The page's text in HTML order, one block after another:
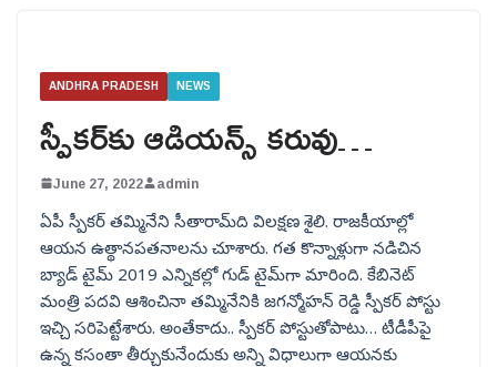
ANDHRA PRADESH NEWS
స్పీకర్‌కు ఆడియన్స్ కరువు…
June 27, 2022 admin
ఏపీ స్పీకర్ తమ్మినేని సీతారామ్‌‍ది విలక్షణ శైలి. రాజకీయాల్లో
ఆయన ఉత్థానపతనాలను చూశారు. గత కొన్నాళ్లుగా నడిచిన
బ్యాడ్ టైమ్ 2019 ఎన్నికల్లో గుడ్ టైమ్‎గా మారింది. కేబినెట్
మంత్రి పదవి ఆశించినా తమ్మినేనికి జగన్మోహన్ రెడ్డి స్పీకర్ పోస్టు
ఇచ్చి సరిపెట్టేశారు. అంతేకాదు.. స్పీకర్ పోస్టుతోపాటు… టీడీపీపై
ఉన్న కసంతా తీర్చుకునేందుకు అన్ని విధాలుగా ఆయనకు